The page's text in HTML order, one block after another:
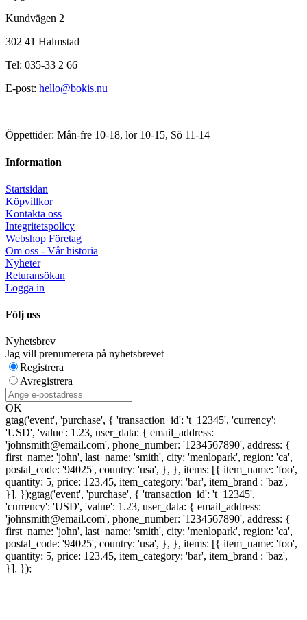
Kundvägen 2
302 41 Halmstad
Tel: 035-33 2 66
E-post: hello@bokis.nu
Öppettider: Mån-fre 10-18, lör 10-15, Sö 11-14
Information
Startsidan
Köpvillkor
Kontakta oss
Integritetspolicy
Webshop Företag
Om oss - Vår historia
Nyheter
Returansökan
Logga in
Följ oss
Nyhetsbrev
Jag vill prenumerera på nyhetsbrevet
Registrera
Avregistrera
OK
gtag('event', 'purchase', { 'transaction_id': 't_12345', 'currency':
'USD', 'value': 1.23, user_data: { email_address:
'johnsmith@email.com', phone_number: '1234567890', address: {
first_name: 'john', last_name: 'smith', city: 'menlopark', region: 'ca',
postal_code: '94025', country: 'usa', }, }, items: [{ item_name: 'foo',
quantity: 5, price: 123.45, item_category: 'bar', item_brand : 'baz',
}], });gtag('event', 'purchase', { 'transaction_id': 't_12345',
'currency': 'USD', 'value': 1.23, user_data: { email_address:
'johnsmith@email.com', phone_number: '1234567890', address: {
first_name: 'john', last_name: 'smith', city: 'menlopark', region: 'ca',
postal_code: '94025', country: 'usa', }, }, items: [{ item_name: 'foo',
quantity: 5, price: 123.45, item_category: 'bar', item_brand : 'baz',
}], });